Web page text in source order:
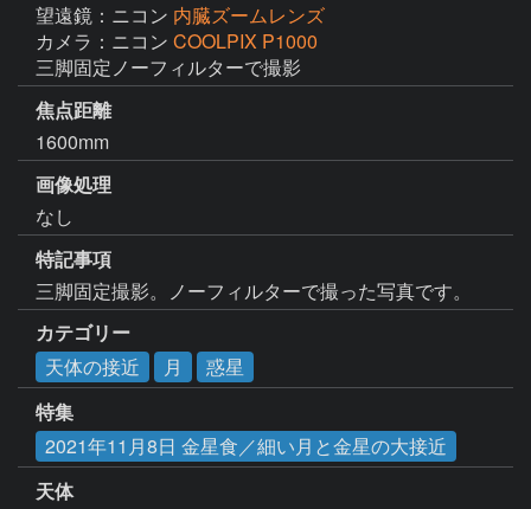
望遠鏡：ニコン 内臓ズームレンズ
カメラ：ニコン COOLPIX P1000
三脚固定ノーフィルターで撮影
焦点距離
1600mm
画像処理
なし
特記事項
三脚固定撮影。ノーフィルターで撮った写真です。
カテゴリー
天体の接近
月
惑星
特集
2021年11月8日 金星食／細い月と金星の大接近
天体